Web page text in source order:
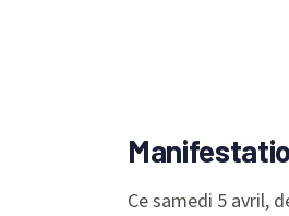
Ce samedi 5 avril,